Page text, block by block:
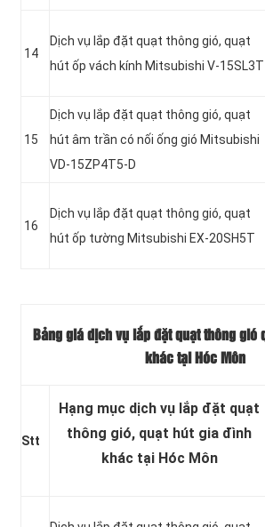
14
Dịch vụ lắp đặt quạt thông gió, quạt
hút ốp vách kính Mitsubishi V-15SL3T
15
Dịch vụ lắp đặt quạt thông gió, quạt
hút âm trần có nối ống gió Mitsubishi
VD-15ZP4T5-D
16
Dịch vụ lắp đặt quạt thông gió, quạt
hút ốp tường Mitsubishi EX-20SH5T
Bảng giá dịch vụ lắp đặt quạt thông gió
khác tại Hóc Môn
Stt
Hạng mục dịch vụ lắp đặt quạt
thông gió, quạt hút gia đình
khác tại Hóc Môn